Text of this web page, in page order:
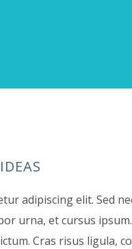
adipiscing elit. Sed
urna, et cursus
Cras risus ligula,